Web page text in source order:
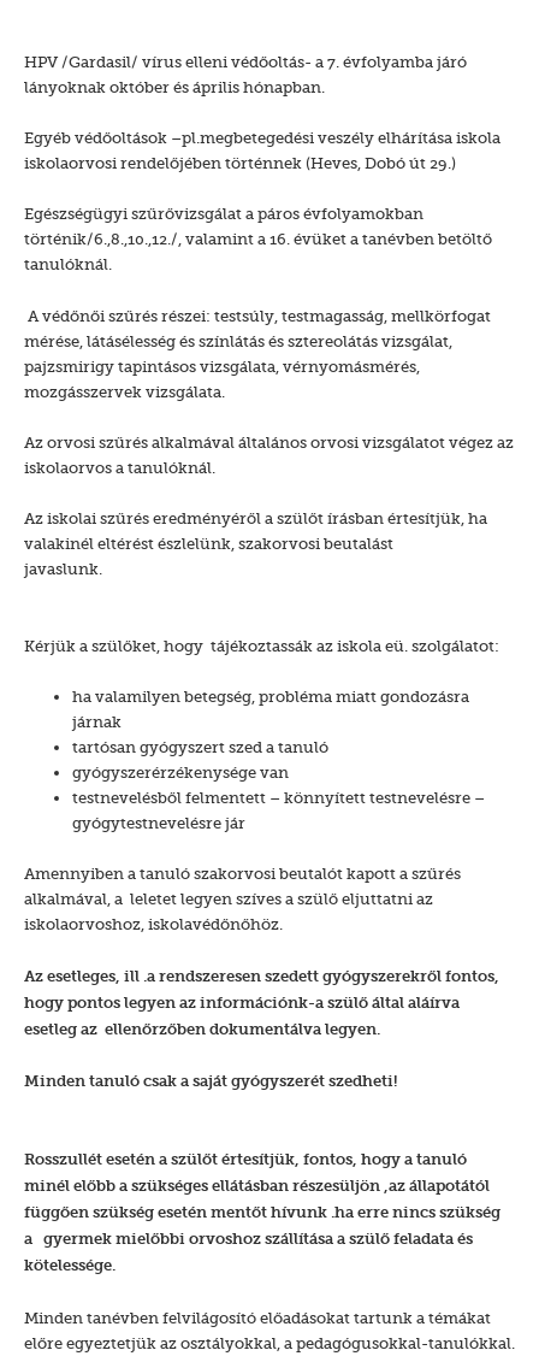
HPV /Gardasil/ vírus elleni védőoltás- a 7. évfolyamba járó
lányoknak október és április hónapban.
Egyéb védőoltások –pl.megbetegedési veszély elhárítása iskola
iskolaorvosi rendelőjében történnek (Heves, Dobó út 29.)
Egészségügyi szűrővizsgálat a páros évfolyamokban
történik/6.,8.,10.,12./, valamint a 16. évüket a tanévben betöltő
tanulóknál.
A védőnői szűrés részei: testsúly, testmagasság, mellkörfogat
mérése, látásélesség és színlátás és sztereolátás vizsgálat,
pajzsmirigy tapintásos vizsgálata, vérnyomásmérés,
mozgásszervek vizsgálata.
Az orvosi szűrés alkalmával általános orvosi vizsgálatot végez az
iskolaorvos a tanulóknál.
Az iskolai szűrés eredményéről a szülőt írásban értesítjük, ha
valakinél eltérést észlelünk, szakorvosi beutalást
javaslunk.
Kérjük a szülőket, hogy tájékoztassák az iskola eü. szolgálatot:
ha valamilyen betegség, probléma miatt gondozásra
járnak
tartósan gyógyszert szed a tanuló
gyógyszerérzékenysége van
testnevelésből felmentett – könnyített testnevelésre –
gyógytestnevelésre jár
Amennyiben a tanuló szakorvosi beutalót kapott a szűrés
alkalmával, a leletet legyen szíves a szülő eljuttatni az
iskolaorvoshoz, iskolavédőnőhöz.
Az esetleges, ill .a rendszeresen szedett gyógyszerekről fontos,
hogy pontos legyen az információnk-a szülő által aláírva
esetleg az ellenőrzőben dokumentálva legyen.
Minden tanuló csak a saját gyógyszerét szedheti!
Rosszullét esetén a szülőt értesítjük, fontos, hogy a tanuló
minél előbb a szükséges ellátásban részesüljön ,az állapotától
függően szükség esetén mentőt hívunk .ha erre nincs szükség
a gyermek mielőbbi orvoshoz szállítása a szülő feladata és
kötelessége.
Minden tanévben felvilágosító előadásokat tartunk a témákat
előre egyeztetjük az osztályokkal, a pedagógusokkal-tanulókkal.